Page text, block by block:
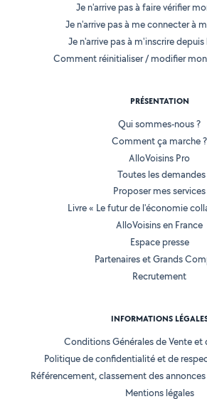
Je n'arrive pas à faire vérifier
Je n'arrive pas à me connecter à
Je n'arrive pas à m'inscrire
Comment réinitialiser / modifier
PRÉSENTATION
Qui sommes-nous ?
Comment ça marche ?
AlloVoisins Pro
Toutes les demandes
Proposer mes services
Livre « Le futur de l'économie
AlloVoisins en France
Espace presse
Partenaires et Grands
Recrutement
INFORMATIONS
Conditions Générales de Vente
Politique de confidentialité et de
Référencement, classement des
Mentions légales